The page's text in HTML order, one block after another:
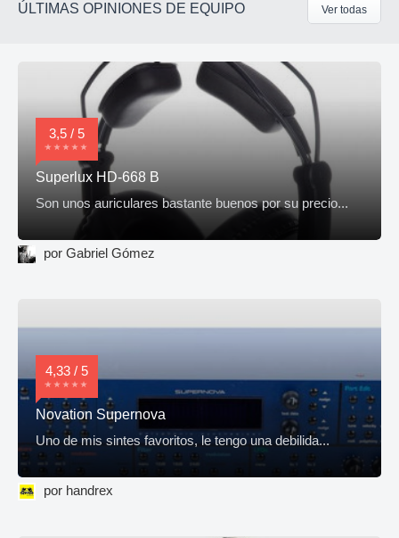
ÚLTIMAS OPINIONES DE EQUIPO Ver todas
3,5 / 5
Superlux HD-668 B
Son unos auriculares bastante buenos por su precio...
por Gabriel Gómez
4,33 / 5
Novation Supernova
Uno de mis sintes favoritos, le tengo una debilida...
por handrex